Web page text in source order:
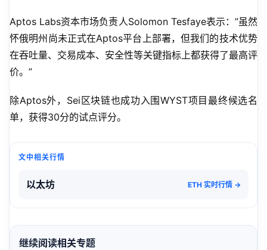
Aptos Labs资本市场负责人Solomon Tesfaye表示：”虽然
怀俄明州尚未正式在Aptos平台上部署，但我们的技术优势
在吞吐量、交易成本、安全性等关键指标上都获得了最高评
价。”
除Aptos外，Sei区块链也成功入围WYST项目最终候选名
单，获得30分的试点评分。
文中相关行情
以太坊 ETH 实时行情 →
继续阅读相关专题